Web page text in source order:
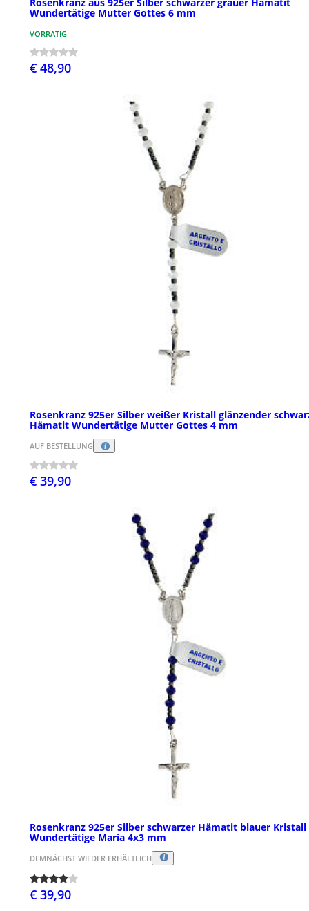
Wundertätige Mutter Gottes 6 mm
VORRÄTIG
€ 48,90
Rosenkranz 925er Silber weißer Kristall glänzender
Hämatit Wundertätige Mutter Gottes 4 mm
AUF BESTELLUNG
€ 39,90
Rosenkranz 925er Silber schwarzer Hämatit blauer Kristall
Wundertätige Maria 4x3 mm
DEMNÄCHST WIEDER ERHÄLTLICH
€ 39,90